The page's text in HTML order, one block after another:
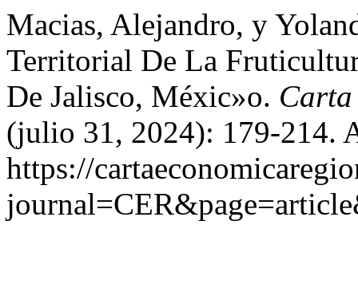
Macias, Alejandro, y
Territorial De La
De Jalisco, Méxic»o.
(julio 31, 2024): 179-214.
https://